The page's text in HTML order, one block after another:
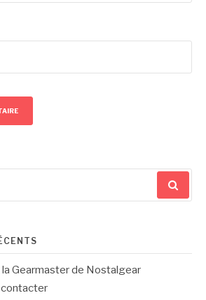
la Gearmaster de Nostalgear
contacter